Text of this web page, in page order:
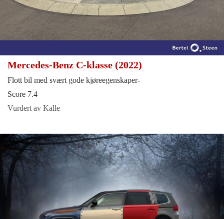
Mercedes-Benz C-klasse (2022)
Flott bil med svært gode kjøreegenskaper-
Score 7.4
Vurdert av Kalle